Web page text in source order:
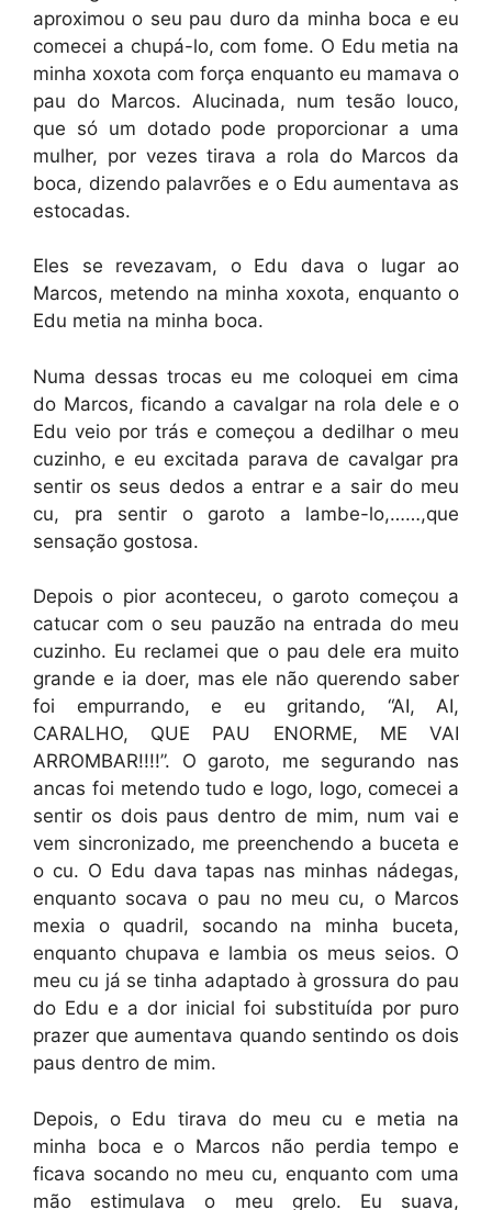
aproximou o seu pau duro da minha boca e eu
comecei a chupá-lo, com fome. O Edu metia na
minha xoxota com força enquanto eu mamava o
pau do Marcos. Alucinada, num tesão louco,
que só um dotado pode proporcionar a uma
mulher, por vezes tirava a rola do Marcos da
boca, dizendo palavrões e o Edu aumentava as
estocadas.
Eles se revezavam, o Edu dava o lugar ao
Marcos, metendo na minha xoxota, enquanto o
Edu metia na minha boca.
Numa dessas trocas eu me coloquei em cima
do Marcos, ficando a cavalgar na rola dele e o
Edu veio por trás e começou a dedilhar o meu
cuzinho, e eu excitada parava de cavalgar pra
sentir os seus dedos a entrar e a sair do meu
cu, pra sentir o garoto a lambe-lo,……,que
sensação gostosa.
Depois o pior aconteceu, o garoto começou a
catucar com o seu pauzão na entrada do meu
cuzinho. Eu reclamei que o pau dele era muito
grande e ia doer, mas ele não querendo saber
foi empurrando, e eu gritando, “AI, AI,
CARALHO, QUE PAU ENORME, ME VAI
ARROMBAR!!!!”. O garoto, me segurando nas
ancas foi metendo tudo e logo, logo, comecei a
sentir os dois paus dentro de mim, num vai e
vem sincronizado, me preenchendo a buceta e
o cu. O Edu dava tapas nas minhas nádegas,
enquanto socava o pau no meu cu, o Marcos
mexia o quadril, socando na minha buceta,
enquanto chupava e lambia os meus seios. O
meu cu já se tinha adaptado à grossura do pau
do Edu e a dor inicial foi substituída por puro
prazer que aumentava quando sentindo os dois
paus dentro de mim.
Depois, o Edu tirava do meu cu e metia na
minha boca e o Marcos não perdia tempo e
ficava socando no meu cu, enquanto com uma
mão estimulava o meu grelo. Eu suava,